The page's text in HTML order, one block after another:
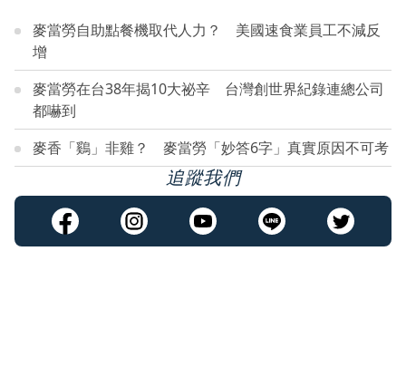
麥當勞自助點餐機取代人力？ 美國速食業員工不減反
增
麥當勞在台38年揭10大祕辛 台灣創世界紀錄連總公司
都嚇到
麥香「鷄」非雞？ 麥當勞「妙答6字」真實原因不可考
追蹤我們